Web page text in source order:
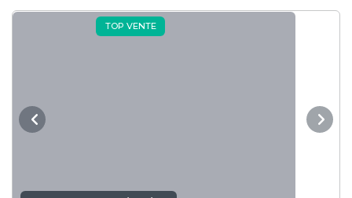
TOP VENTE